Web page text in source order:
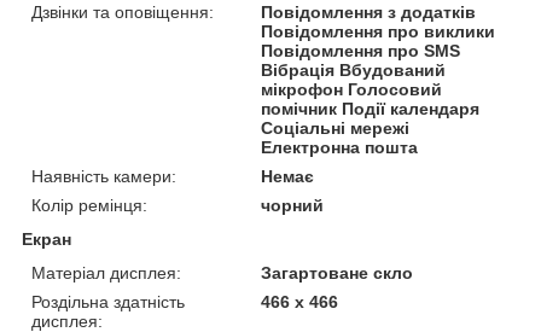
Дзвінки та оповіщення:
Повідомлення з додатків
Повідомлення про виклики
Повідомлення про SMS
Вібрація Вбудований
мікрофон Голосовий
помічник Події календаря
Соціальні мережі
Електронна пошта
Наявність камери:
Немає
Колір ремінця:
чорний
Екран
Матеріал дисплея:
Загартоване скло
Роздільна здатність
дисплея:
466 x 466